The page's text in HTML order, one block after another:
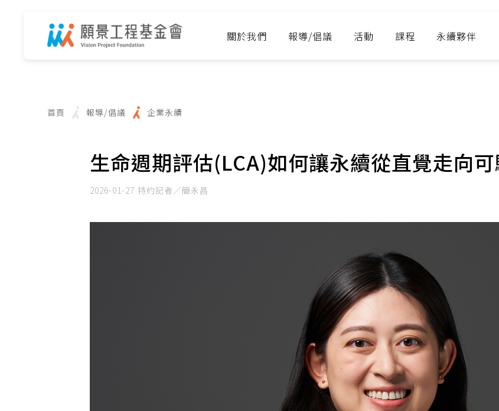
關於我們 報導/倡議 活動 課程 永續夥伴
首頁 報導/倡議 企業永續
生命週期評估(LCA)如何讓永續從直覺走向可
2026-01-27 特約記者／簡永昌